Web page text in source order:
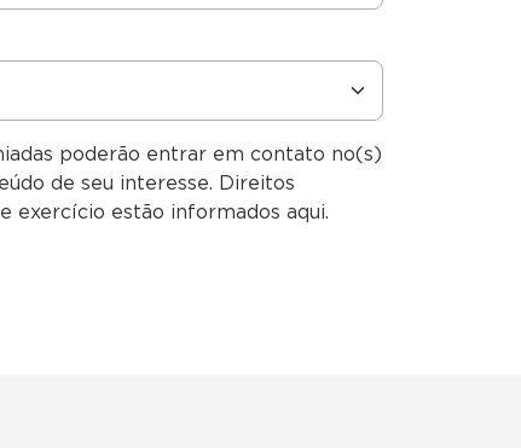
poderão entrar em contato no(s)
de seu interesse. Direitos
exercício estão informados aqui.